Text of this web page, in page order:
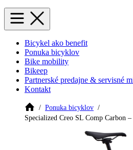
Bicykel ako benefit
Ponuka bicyklov
Bike mobility
Bikeep
Partnerské predajne & servisné
Kontakt
Ponuka bicyklov
Specialized Creo SL Comp Carbon